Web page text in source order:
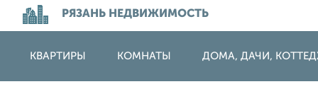
РЯЗАНЬ НЕДВИЖИМОСТЬ
КВАРТИРЫ КОМНАТЫ ДОМА, ДАЧИ,